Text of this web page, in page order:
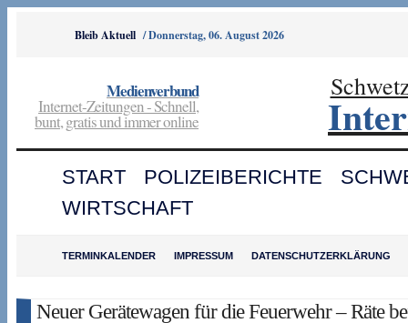
Bleib Aktuell /Donnerstag, 06. August 2026
Medienverbund
Internet-Zeitungen - Schnell,
bunt, gratis und immer online
START POLIZEIBERICHTE
WIRTSCHAFT
TERMINKALENDER IMPRESSUM DATENSCHUTZERKLÄRUNG
Neuer Gerätewagen für die Feuerwehr – Räte